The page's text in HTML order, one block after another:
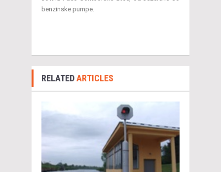
benzinske pumpe.
RELATEDARTICLES